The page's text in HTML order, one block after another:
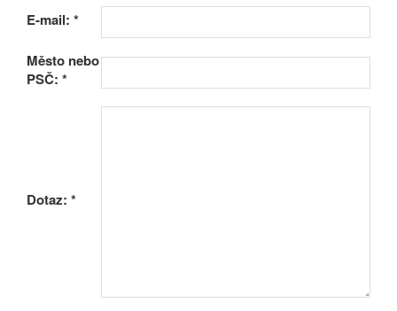
E-mail: *
Město nebo
PSČ: *
Dotaz: *